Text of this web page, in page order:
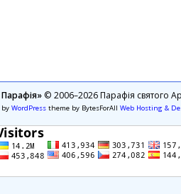
© 2006–2026 Парафія святого
by WordPresstheme by BytesForAll Web Hosting &